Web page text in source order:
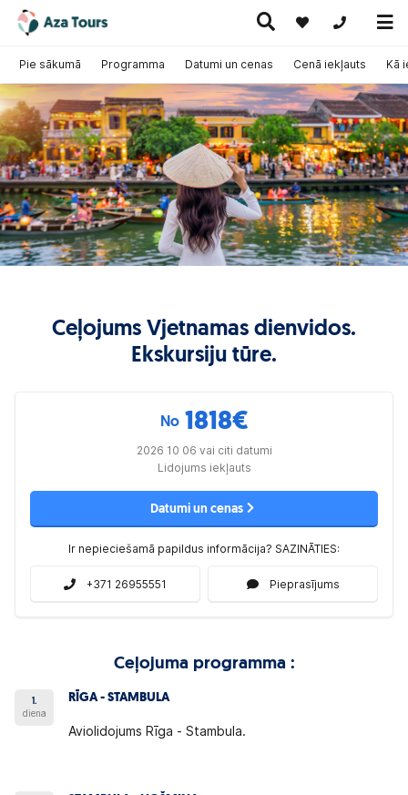
+371
ceļojumi
Ceļojumi
pa Eiropu
(ar
lidmašīnu)
Kruīzi
Karstie
piedāvājumi
Ceļojums Vjetnamas dienvidos.
Ekskursiju tūre.
Pie sākumā Programma Datumi un cenas Cenā iekļauts Kā
No 1818€
2026 10 06 vai citi datumi
Lidojums iekļauts
Datumi un cenas
Ir nepieciešamā papildus informācija? SAZINĀTIES:
+371 26955551 Pieprasījums
Ceļojuma programma :
1.
diena
RĪGA - STAMBULA
Aviolidojums Rīga - Stambula.